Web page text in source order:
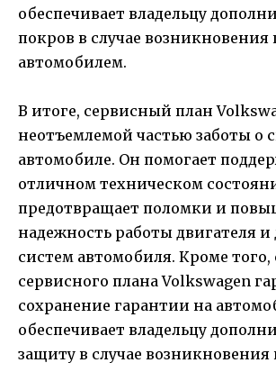
обеспечивает владельцу
покров в случае возникновения
автомобилем.
В итоге, сервисный план
неотъемлемой частью заботы о
автомобиле. Он помогает
отличном техническом
предотвращает поломки и
надежность работы двигателя и
систем автомобиля. Кроме
сервисного плана Volkswagen
сохранение гарантии на
обеспечивает владельцу
защиту в случае возникновения